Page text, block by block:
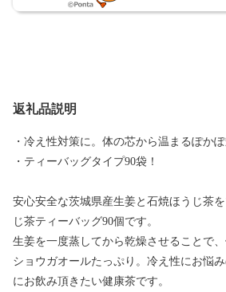
返礼品説明
・冷え性対策に。体の芯から温まるぽか
・ティーバッグタイプ90袋！
安心安全な茨城県産生姜と石焼ほうじ茶
じ茶ティーバッグ90個です。
生姜を一度蒸してから乾燥させることで
ショウガオールたっぷり。冷え性にお悩
にお飲み頂きたい健康茶です。